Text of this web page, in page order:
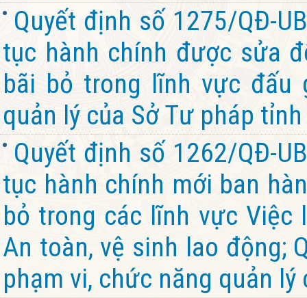
Quyết định số 1275/QĐ-
tục hành chính được sửa
bãi bỏ trong lĩnh vực đấu
quản lý của Sở Tư pháp
Quyết định số 1262/QĐ-
tục hành chính mới ban
bỏ trong các lĩnh vực Việc
An toàn, vệ sinh lao động;
phạm vi, chức năng quản